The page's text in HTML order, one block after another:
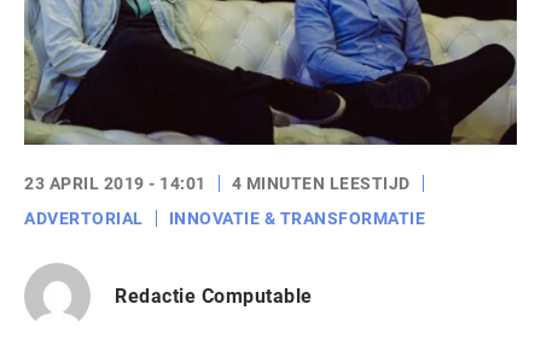
23 APRIL 2019 - 14:01
4 MINUTEN LEESTIJD
ADVERTORIAL
INNOVATIE & TRANSFORMATIE
Redactie Computable